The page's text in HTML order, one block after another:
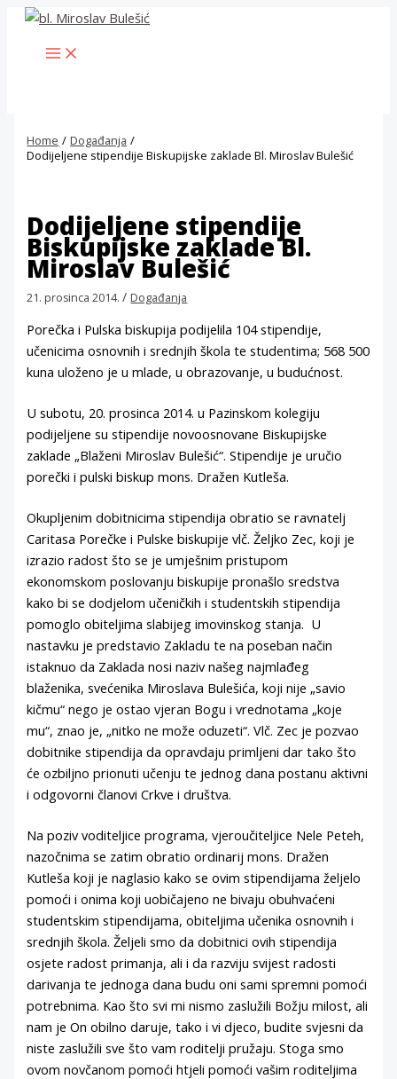
Skip
content
MAIN
MENU
Home
Događanja
Dodijeljene stipendije Biskupijske zaklade Bl. Miroslav Bulešić
Dodijeljene stipendije
Biskupijske zaklade Bl.
Miroslav Bulešić
21. prosinca 2014./ Događanja
Porečka i Pulska biskupija podijelila 104 stipendije,
učenicima osnovnih i srednjih škola te studentima; 568 500
kuna uloženo je u mlade, u obrazovanje, u budućnost.
U subotu, 20. prosinca 2014. u Pazinskom kolegiju
podijeljene su stipendije novoosnovane Biskupijske
zaklade „Blaženi Miroslav Bulešić“. Stipendije je uručio
porečki i pulski biskup mons. Dražen Kutleša.
Okupljenim dobitnicima stipendija obratio se ravnatelj
Caritasa Porečke i Pulske biskupije vlč. Željko Zec, koji je
izrazio radost što se je umješnim pristupom
ekonomskom poslovanju biskupije pronašlo sredstva
kako bi se dodjelom učeničkih i studentskih stipendija
pomoglo obiteljima slabijeg imovinskog stanja. U
nastavku je predstavio Zakladu te na poseban način
istaknuo da Zaklada nosi naziv našeg najmlađeg
blaženika, svećenika Miroslava Bulešića, koji nije „savio
kičmu“ nego je ostao vjeran Bogu i vrednotama „koje
mu“, znao je, „nitko ne može oduzeti“. Vlč. Zec je pozvao
dobitnike stipendija da opravdaju primljeni dar tako što
će ozbiljno prionuti učenju te jednog dana postanu aktivni
i odgovorni članovi Crkve i društva.
Na poziv voditeljice programa, vjeroučiteljice Nele Peteh,
nazočnima se zatim obratio ordinarij mons. Dražen
Kutleša koji je naglasio kako se ovim stipendijama željelo
pomoći i onima koji uobičajeno ne bivaju obuhvaćeni
studentskim stipendijama, obiteljima učenika osnovnih i
srednjih škola. Željeli smo da dobitnici ovih stipendija
osjete radost primanja, ali i da razviju svijest radosti
darivanja te jednoga dana budu oni sami spremni pomoći
potrebnima. Kao što svi mi nismo zaslužili Božju milost, ali
nam je On obilno daruje, tako i vi djeco, budite svjesni da
niste zaslužili sve što vam roditelji pružaju. Stoga smo
ovom novčanom pomoći htjeli pomoći vašim roditeljima